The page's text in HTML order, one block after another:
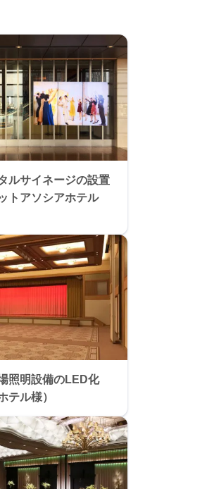
ルサイネージの設置
トアソシアホテル
照明設備のLED化
テル様）